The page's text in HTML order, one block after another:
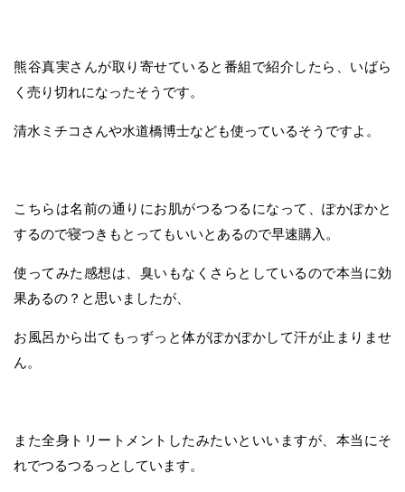
熊谷真実さんが取り寄せていると番組で紹介したら、いばら
く売り切れになったそうです。
清水ミチコさんや水道橋博士なども使っているそうですよ。
こちらは名前の通りにお肌がつるつるになって、ぽかぽかと
するので寝つきもとってもいいとあるので早速購入。
使ってみた感想は、臭いもなくさらとしているので本当に効
果あるの？と思いましたが、
お風呂から出てもっずっと体がぽかぽかして汗が止まりませ
ん。
また全身トリートメントしたみたいといいますが、本当にそ
れでつるつるっとしています。